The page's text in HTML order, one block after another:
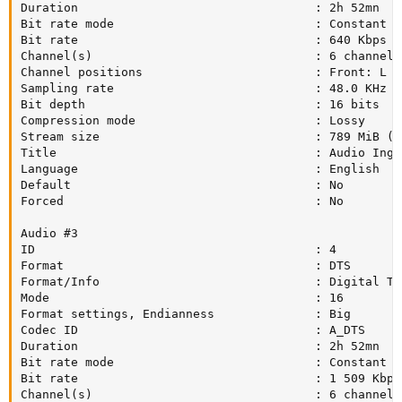
Duration                                 : 2h 52mn
Bit rate mode                            : Constant
Bit rate                                 : 640 Kbps
Channel(s)                               : 6 channels
Channel positions                        : Front: L C
Sampling rate                            : 48.0 KHz
Bit depth                                : 16 bits
Compression mode                         : Lossy
Stream size                              : 789 MiB
Title                                    : Audio Inglés
Language                                 : English
Default                                  : No
Forced                                   : No
Audio #3
ID                                       : 4
Format                                   : DTS
Format/Info                              : Digital
Mode                                     : 16
Format settings, Endianness              : Big
Codec ID                                 : A_DTS
Duration                                 : 2h 52mn
Bit rate mode                            : Constant
Bit rate                                 : 1 509 Kbps
Channel(s)                               : 6 channels